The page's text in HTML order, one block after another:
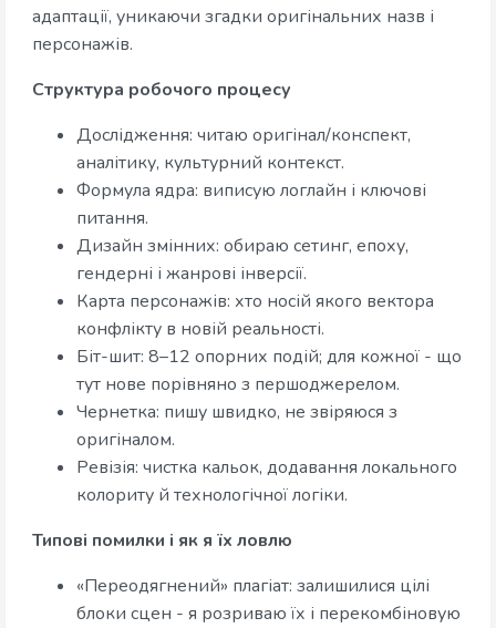
адаптації, уникаючи згадки оригінальних назв і
персонажів.
Структура робочого процесу
Дослідження: читаю оригінал/конспект,
аналітику, культурний контекст.
Формула ядра: виписую логлайн і ключові
питання.
Дизайн змінних: обираю сетинг, епоху,
гендерні і жанрові інверсії.
Карта персонажів: хто носій якого вектора
конфлікту в новій реальності.
Біт-шит: 8–12 опорних подій; для кожної - що
тут нове порівняно з першоджерелом.
Чернетка: пишу швидко, не звіряюся з
оригіналом.
Ревізія: чистка кальок, додавання локального
колориту й технологічної логіки.
Типові помилки і як я їх ловлю
«Переодягнений» плагіат: залишилися цілі
блоки сцен - я розриваю їх і перекомбіновую